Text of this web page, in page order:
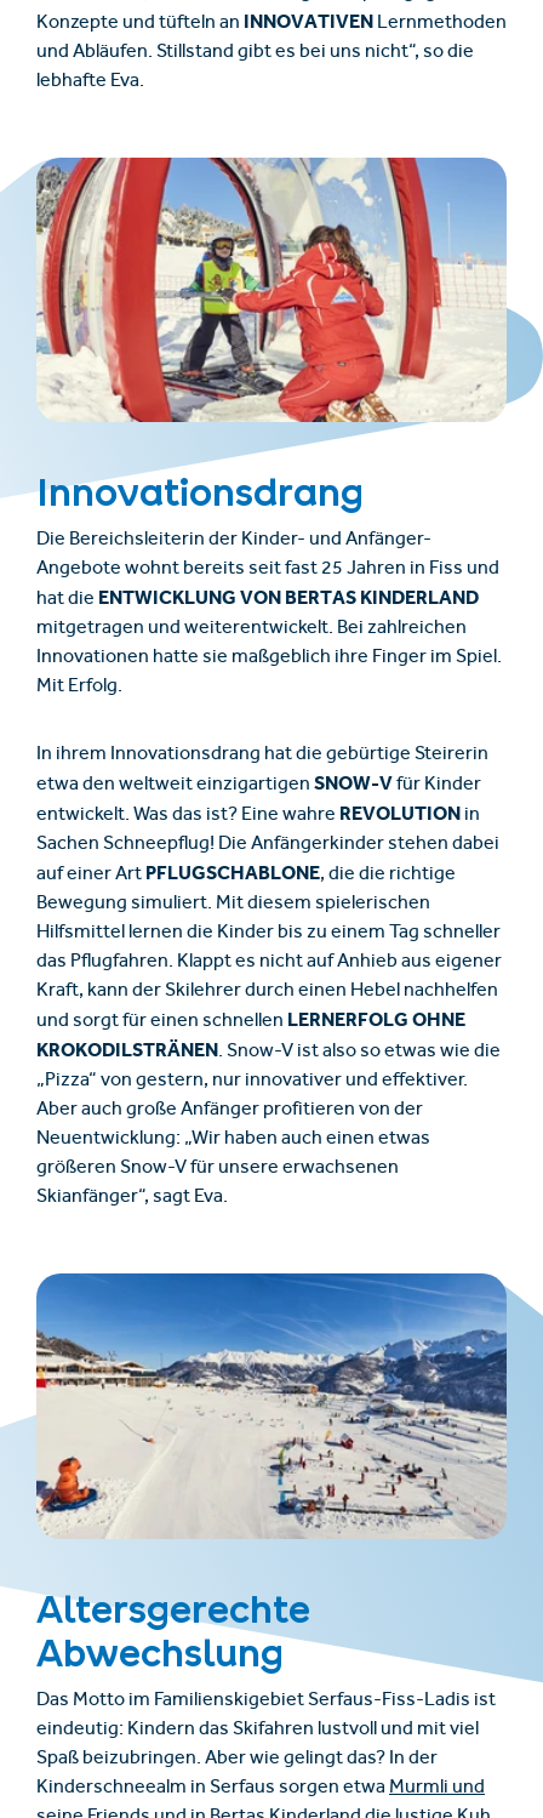
Konzepte und tüfteln an INNOVATIVEN Lernmethoden
und Abläufen. Stillstand gibt es bei uns nicht“, so die
lebhafte Eva.
Innovationsdrang
Die Bereichsleiterin der Kinder- und Anfänger-
Angebote wohnt bereits seit fast 25 Jahren in Fiss und
hat die ENTWICKLUNG VON BERTAS KINDERLAND
mitgetragen und weiterentwickelt. Bei zahlreichen
Innovationen hatte sie maßgeblich ihre Finger im Spiel.
Mit Erfolg.
In ihrem Innovationsdrang hat die gebürtige Steirerin
etwa den weltweit einzigartigen SNOW-Vfür Kinder
entwickelt. Was das ist? Eine wahre REVOLUTION in
Sachen Schneepflug! Die Anfängerkinder stehen dabei
auf einer Art PFLUGSCHABLONE, die die richtige
Bewegung simuliert. Mit diesem spielerischen
Hilfsmittel lernen die Kinder bis zu einem Tag schneller
das Pflugfahren. Klappt es nicht auf Anhieb aus eigener
Kraft, kann der Skilehrer durch einen Hebel nachhelfen
und sorgt für einen schnellen LERNERFOLG OHNE
KROKODILSTRÄNEN. Snow-V ist also so etwas wie die
„Pizza“ von gestern, nur innovativer und effektiver.
Aber auch große Anfänger profitieren von der
Neuentwicklung: „Wir haben auch einen etwas
größeren Snow-V für unsere erwachsenen
Skianfänger“, sagt Eva.
Altersgerechte
Abwechslung
Das Motto im Familienskigebiet Serfaus-Fiss-Ladis ist
eindeutig: Kindern das Skifahren lustvoll und mit viel
Spaß beizubringen. Aber wie gelingt das? In der
Kinderschneealm in Serfaus sorgen etwa Murmli und